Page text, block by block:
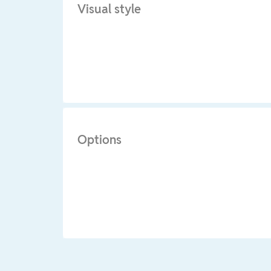
Visual style
Options